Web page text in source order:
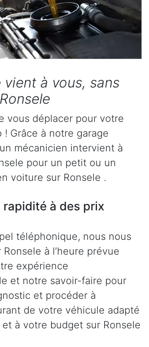
vient à vous, sans
vous déplacer pour votre
Grâce à notre garage
mécanicien intervient à
pour un petit ou un
voiture sur Ronsele .
à des prix
téléphonique, nous nous
à l’heure prévue
expérience
et notre savoir-faire pour
et procéder à
de votre véhicule adapté
à votre budget sur Ronsele